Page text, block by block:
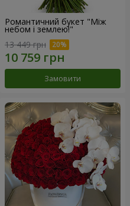
Романтичний букет "Між
небом і землею!"
13 449 грн
Замовити